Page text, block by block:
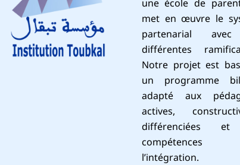
met en œuvre le
partenarial
différentes
Notre projet est
un programme
adapté aux
actives,
différenciées
l’intégration.